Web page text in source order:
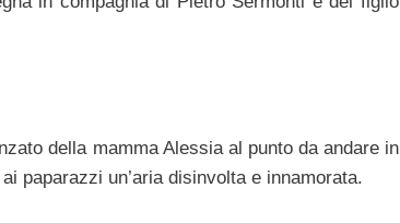
della mamma Alessia al punto da andare in
paparazzi un’aria disinvolta e innamorata.